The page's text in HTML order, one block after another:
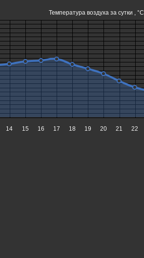
22
21
20
19
18
17
16
15
14
Температура воздуха за сутки , °C